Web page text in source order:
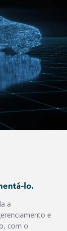
lo.
a
e
com o